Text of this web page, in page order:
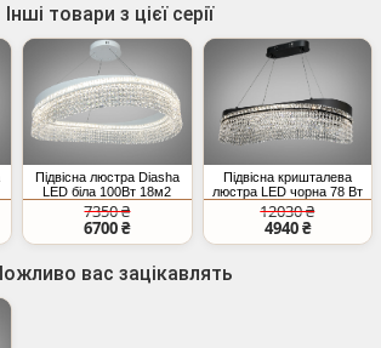
Інші товари з цієї серії
Підвісна люстра Diasha
LED біла 100Вт 18м2
7350 ₴
6700 ₴
Підвісна кришталева
люстра LED чорна 78 Вт
овал
12030 ₴
4940 ₴
вас зацікавлять